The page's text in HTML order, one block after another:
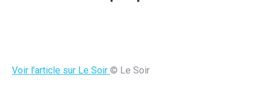
Voir l’article sur Le Soir © Le Soir